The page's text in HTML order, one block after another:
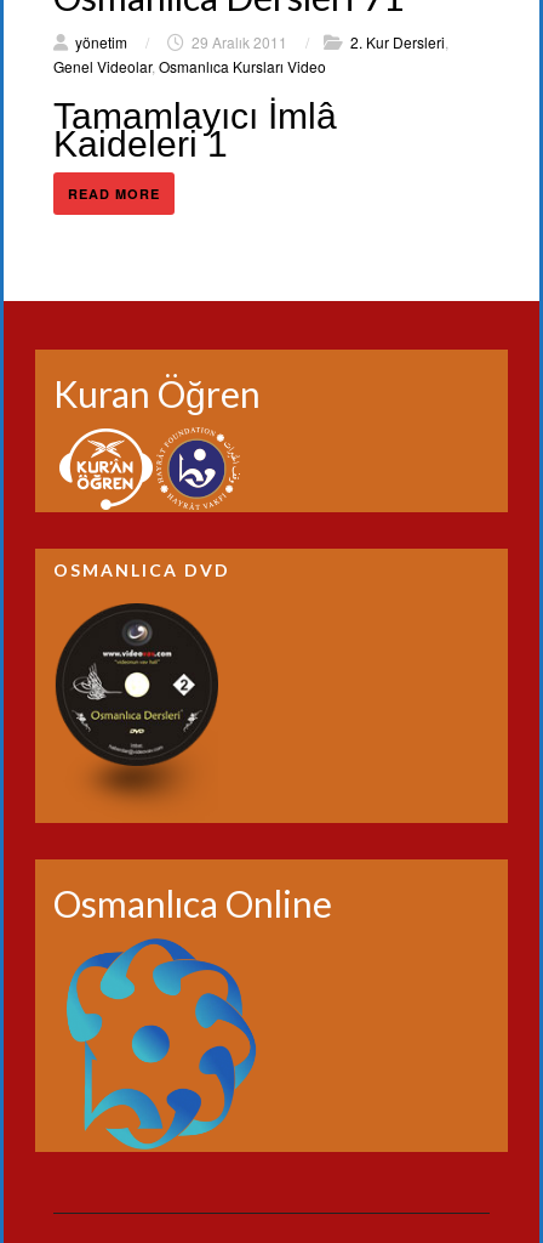
yönetim / 29 Aralık 2011 / 2. Kur Dersleri
Genel Videolar, Osmanlıca Kursları Video
Tamamlayıcı İmlâ
Kaideleri 1
READ MORE
Kuran Öğren
OSMANLICA DVD
Osmanlıca Online